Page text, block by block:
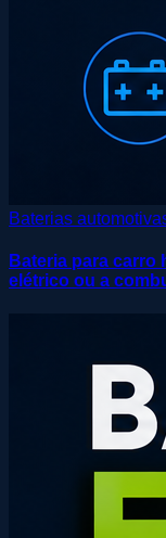
Baterias
Bateria para carro
elétrico ou a